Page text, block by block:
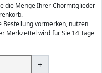
die Menge Ihrer Chormitglieder
Bestellung vormerken, nutzen
Merkzettel wird für Sie 14 Tage
+